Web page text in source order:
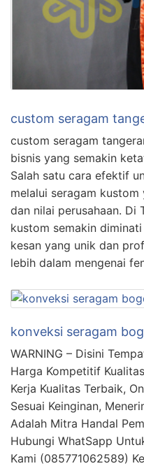
custom seragam
custom seragam
bisnis yang semakin
Salah satu cara efektif
melalui seragam
dan nilai perusahaan. Di
kustom semakin
kesan yang unik dan
lebih dalam mengenai
konveksi seragam
WARNING – Disini
Harga Kompetitif
Kerja Kualitas Terbaik,
Sesuai Keinginan,
Adalah Mitra Handal
Hubungi WhatSapp
Kami (085771062589)